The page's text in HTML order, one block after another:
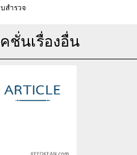
สำรวจ
ชั่นเรื่องอื่น